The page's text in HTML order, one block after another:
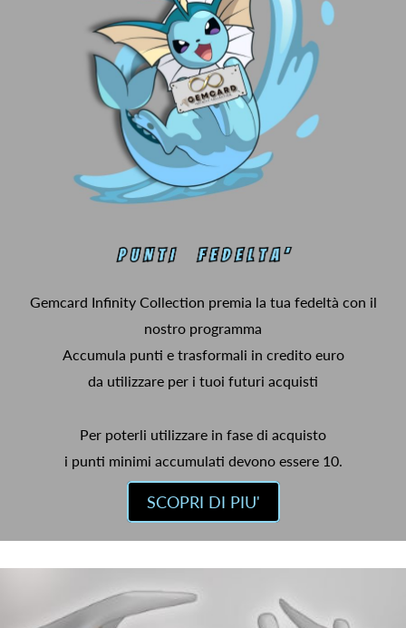
Gemcard Infinity Collection premia la tua fedeltà con il
nostro programma
Accumula punti e trasformali in credito euro
da utilizzare per i tuoi futuri acquisti
Per poterli utilizzare in fase di acquisto
i punti minimi accumulati devono essere 10.
SCOPRI DI PIU'